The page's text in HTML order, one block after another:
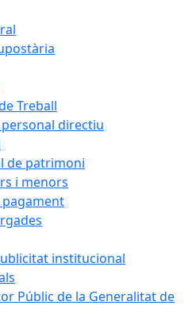
Treball
directiu
de patrimoni
i menors
institucional
Públic de la Generalitat de